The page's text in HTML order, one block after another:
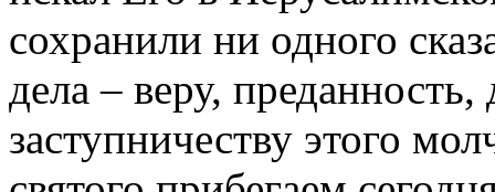
сохранили ни одного
дела – веру,
заступничеству этого